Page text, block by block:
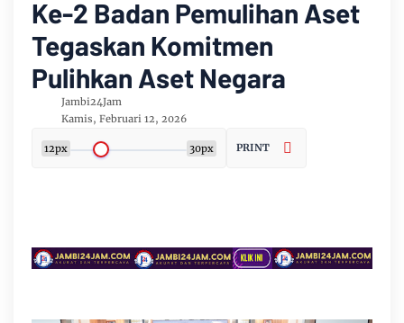
Ke-2 Badan Pemulihan Aset
Tegaskan Komitmen
Pulihkan Aset Negara
Jambi24Jam
Kamis, Februari 12, 2026
12px 30px PRINT